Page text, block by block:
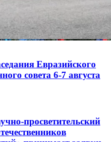
Евразийского
совета 6-7 августа
просветительский